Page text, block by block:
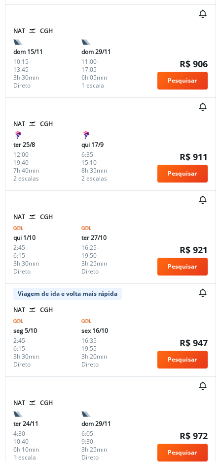
NAT CGH
dom 15/11
10:15-
13:45
Direto
3h 30min
dom 29/11
11:00-
17:05
1 escala
6h 05min
R$ 906
Pesquisar
NAT CGH
ter 25/8
12:00-
19:40
2 escalas
7h 40min
qui 17/9
6:35-
15:10
2 escalas
8h 35min
R$ 911
Pesquisar
NAT CGH
qui 1/10
2:45-
6:15
Direto
3h 30min
ter 27/10
16:25-
19:50
Direto
3h 25min
R$ 921
Pesquisar
Viagem de ida e volta mais rápida
NAT
CGH
seg 5/10
2:45-
6:15
Direto
3h 30min
sex 16/10
16:35-
19:55
Direto
3h 20min
R$ 947
Pesquisar
NAT CGH
ter 24/11
4:30-
10:40
1 escala
6h 10min
dom 29/11
6:05-
9:30
Direto
3h 25min
R$ 972
Pesquisar